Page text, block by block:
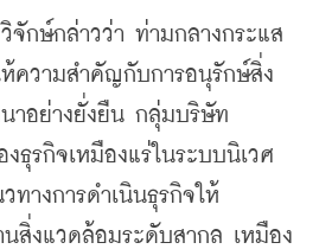
ษ์กล่าวว่า ท่ามกลางกระแส
ความสำคัญกับการอนุรักษ์สิ่ง
าอย่างยั่งยืน กลุ่มบริษัท
ธุรกิจเหมืองแร่ในระบบนิเวศ
างการดำเนินธุรกิจให้
สิ่งแวดล้อมระดับสากล เหมือง